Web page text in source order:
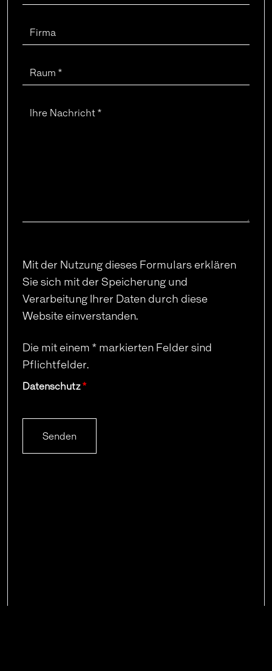
Datenschutz*
Mit der Nutzung dieses Formulars erklären
Sie sich mit der Speicherung und
Verarbeitung Ihrer Daten durch diese
Website einverstanden.
Die mit einem * markierten Felder sind
Pflichtfelder.